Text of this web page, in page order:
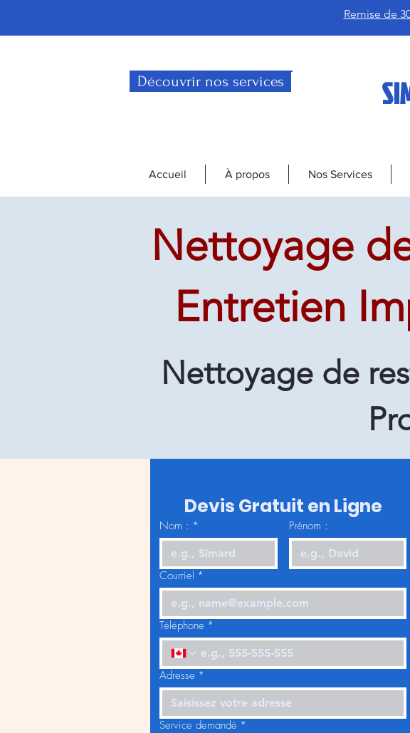
Remise de
Découvrir nos services
Accueil À propos Nos Services
Nettoyage
Entretien
Nettoyage de
Devis Gratuit en Ligne
Nom : * Prénom :
Courriel *
Téléphone *
Adresse *
Service demandé *